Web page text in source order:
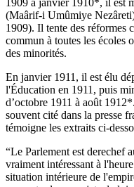
(Maârif-i Umûmiye
1909). Il tente des réformes
commun à toutes les écoles
des minorités.
En janvier 1911, il est élu
l'Éducation en 1911, puis
d’octobre 1911 à août
souvent cité dans la presse
témoigne les extraits ci-
“Le Parlement est derechef
vraiment intéressant à
situation intérieure de